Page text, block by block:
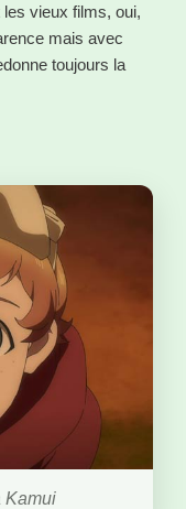
vieux films, oui,
mais avec
toujours la
Kamui